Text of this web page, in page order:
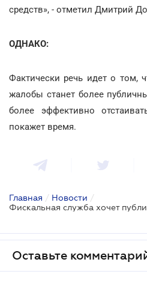
средств», - отметил Дмитрий
ОДНАКО:
Фактически речь идет о том,
жалобы станет более
более эффективно
покажет время.
Главная / Новости /
Фискальная служба хочет
Оставьте